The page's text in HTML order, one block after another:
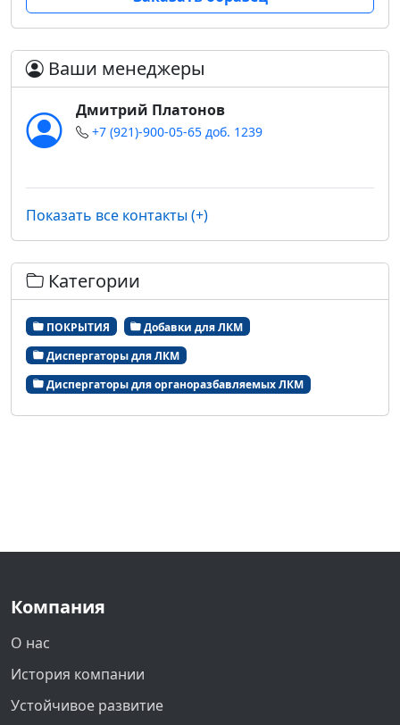
Ваши менеджеры
Дмитрий Платонов
+7 (921)-900-05-65 доб. 1239
Показать все контакты (+)
Категории
ПОКРЫТИЯ
Добавки для ЛКМ
Диспергаторы для ЛКМ
Диспергаторы для органоразбавляемых ЛКМ
Компания
О нас
История компании
Устойчивое развитие